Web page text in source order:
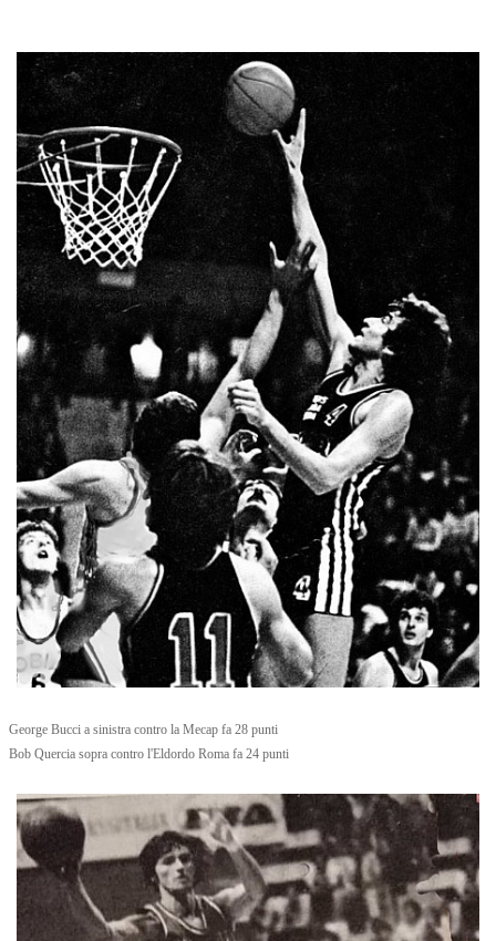
George Bucci a sinistra contro la Mecap fa 28 punti
Bob Quercia sopra contro l'Eldordo Roma fa 24 punti